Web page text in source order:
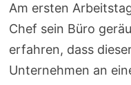
Am ersten
Chef sein Büro
erfahren, dass
Unternehmen an